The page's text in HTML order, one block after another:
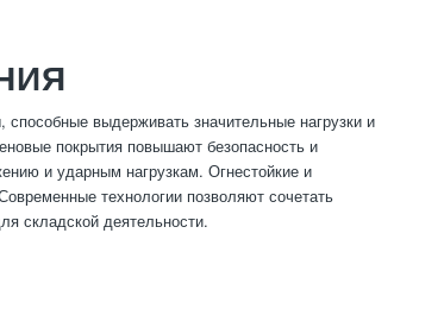
выдерживать значительные нагрузки и
покрытия повышают безопасность и
и ударным нагрузкам. Огнестойкие и
технологии позволяют сочетать
складской деятельности.